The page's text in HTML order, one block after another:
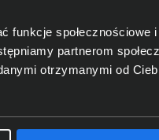
funkcje społecznościowe
partnerom
otrzymanymi od
PO Box Address:
support@wdc.com, US